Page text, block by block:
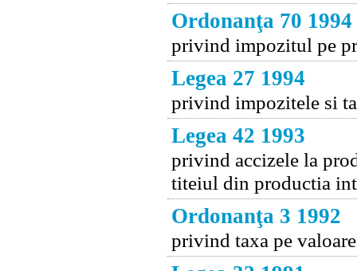
Ordonanţa 70 1994
privind impozitul pe
Legea 27 1994
privind impozitele si
Legea 42 1993
privind accizele la
titeiul din productia
Ordonanţa 3 1992
privind taxa pe